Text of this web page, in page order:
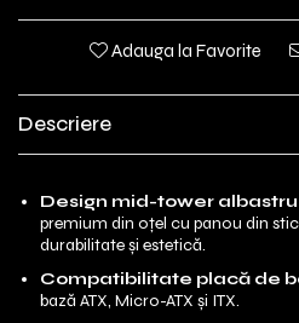
Adauga la Favorite
Descriere
Design mid-tower
premium din oțel cu panou din
durabilitate și estetică.
Compatibilitate placă de
bază ATX, Micro-ATX și ITX.